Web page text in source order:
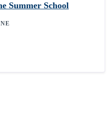
Summer School